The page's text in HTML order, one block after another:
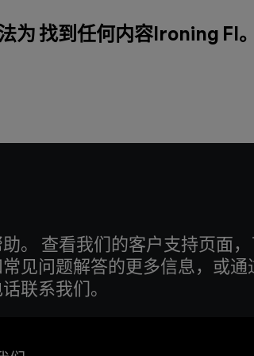
为 找到任何内容Ironing FI
。 查看我们的客户支持页面，
见问题解答的更多信息，或通
联系我们。